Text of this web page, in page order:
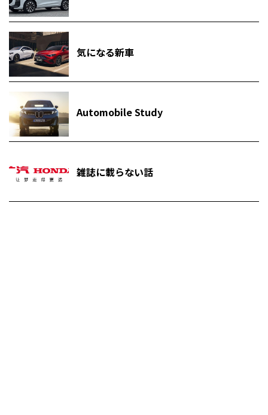
気になる新車
Automobile Study
雑誌に載らない話